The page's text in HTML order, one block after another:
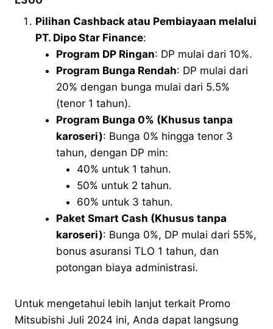
Pilihan Cashback atau Pembiayaan melalui
PT. Dipo Star Finance:
Program DP Ringan: DP mulai dari 10%.
Program Bunga Rendah: DP mulai dari
20% dengan bunga mulai dari 5.5%
(tenor 1 tahun).
Program Bunga 0% (Khusus tanpa
karoseri): Bunga 0% hingga tenor 3
tahun, dengan DP min:
40% untuk 1 tahun.
50% untuk 2 tahun.
60% untuk 3 tahun.
Paket Smart Cash (Khusus tanpa
karoseri): Bunga 0%, DP mulai dari 55%,
bonus asuransi TLO 1 tahun, dan
potongan biaya administrasi.
Untuk mengetahui lebih lanjut terkait Promo
Mitsubishi Juli 2024 ini, Anda dapat langsung